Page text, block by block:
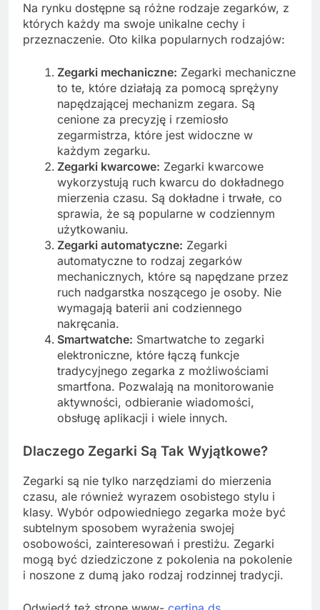
Na rynku dostępne są różne rodzaje zegarków, z
których każdy ma swoje unikalne cechy i
przeznaczenie. Oto kilka popularnych rodzajów:
Zegarki mechaniczne: Zegarki mechaniczne
to te, które działają za pomocą sprężyny
napędzającej mechanizm zegara. Są
cenione za precyzję i rzemiosło
zegarmistrza, które jest widoczne w
każdym zegarku.
Zegarki kwarcowe: Zegarki kwarcowe
wykorzystują ruch kwarcu do dokładnego
mierzenia czasu. Są dokładne i trwałe, co
sprawia, że są popularne w codziennym
użytkowaniu.
Zegarki automatyczne: Zegarki
automatyczne to rodzaj zegarków
mechanicznych, które są napędzane przez
ruch nadgarstka noszącego je osoby. Nie
wymagają baterii ani codziennego
nakręcania.
Smartwatche: Smartwatche to zegarki
elektroniczne, które łączą funkcje
tradycyjnego zegarka z możliwościami
smartfona. Pozwalają na monitorowanie
aktywności, odbieranie wiadomości,
obsługę aplikacji i wiele innych.
Dlaczego Zegarki Są Tak Wyjątkowe?
Zegarki są nie tylko narzędziami do mierzenia
czasu, ale również wyrazem osobistego stylu i
klasy. Wybór odpowiedniego zegarka może być
subtelnym sposobem wyrażenia swojej
osobowości, zainteresowań i prestiżu. Zegarki
mogą być dziedziczone z pokolenia na pokolenie
i noszone z dumą jako rodzaj rodzinnej tradycji.